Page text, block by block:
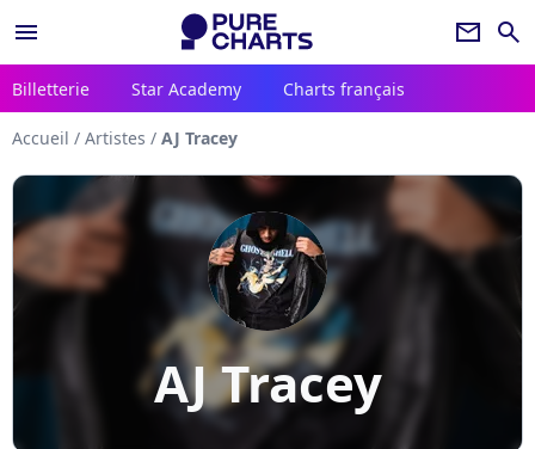
menu newsletter search
Billetterie Star Academy Charts français
Accueil / Artistes / AJ Tracey
AJ Tracey